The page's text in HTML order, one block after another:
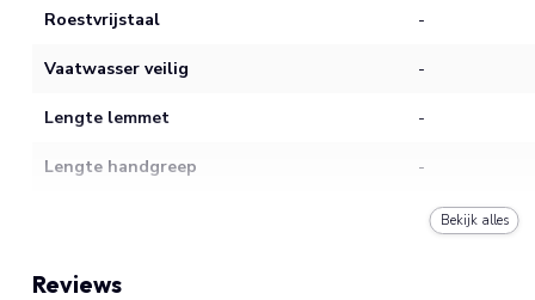
Roestvrijstaal -
Vaatwasser veilig -
Lengte lemmet -
Lengte handgreep -
Bekijk alles
Reviews